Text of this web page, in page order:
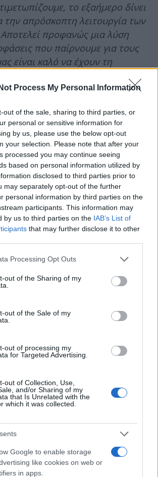
Process My Personal Information
out of the sale, sharing to third parties, or
personal or sensitive information for
by us, please use the below opt-out
your selection. Please note that after your
processed you may continue seeing
based on personal information utilized by
disclosed to third parties prior to
may separately opt-out of the further
personal information by third parties on the
participants. This information may
by us to third parties on the IAB’s List of
that may further disclose it to other
this website/app uses one or more Google
visit or usage behaviour. You may click to
to Google and its third-party tags to
below specified purposes in below Google
Processing Opt Outs
out of the Sharing of my
out of the Sale of my
out of processing my
for Targeted Advertising.
out of Collection, Use,
and/or Sharing of my
that Is Unrelated with the
which it was collected.
Google to enable storage
like cookies on web or
in apps.
το εξαήμερο δίνει
την απρόσκοπτη λειτουργία των
προφανώς μια λύση
που παίρνουμε για τους
είναι καλό να έχουν τη
εργαζόμενους στον Βερόπουλο
8 χρόνια αγοράσαμε το Βερόπουλο
τις συμβάσεις του από 6ήμερο
διατηρούμε την πενθήμερη
και δίνουμε σημαντική πρόσθετη
μας, των
ιδιαίτερα έντονη τουριστική
καλοκαιρινή περίοδο χρειάζεται